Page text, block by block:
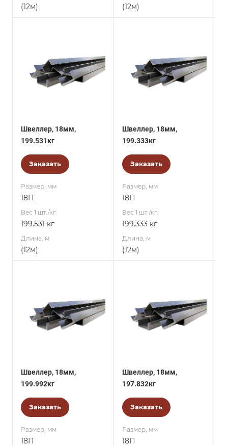
(12м) (12м)
Швеллер, 18мм,
199.531кг
Заказать
Размер, мм
18П
Вес 1 шт./кг.
199.531 кг
Длина, м
(12м)
Швеллер, 18мм,
199.333кг
Заказать
Размер, мм
18П
Вес 1 шт./кг.
199.333 кг
Длина, м
(12м)
Швеллер, 18мм,
199.992кг
Заказать
Размер, мм
18П
Швеллер, 18мм,
197.832кг
Заказать
Размер, мм
18П